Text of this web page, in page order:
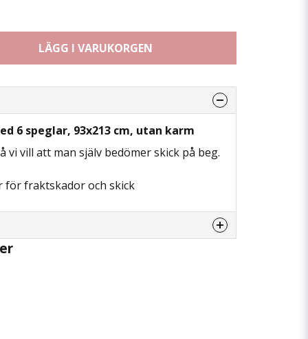
LÄGG I VARUKORGEN
6 speglar, 93x213 cm, utan karm
vi vill att man själv bedömer skick på beg.
för fraktskador och skick
produkten...